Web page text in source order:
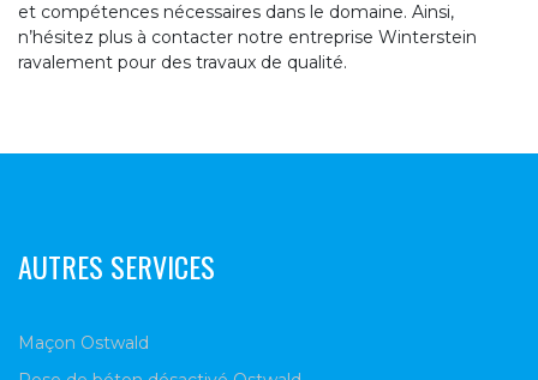
et compétences nécessaires dans le domaine. Ainsi,
n’hésitez plus à contacter notre entreprise Winterstein
ravalement pour des travaux de qualité.
AUTRES SERVICES
Maçon Ostwald